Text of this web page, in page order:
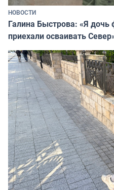
НОВОСТИ
Галина Быстрова: «Я
приехали осваивать